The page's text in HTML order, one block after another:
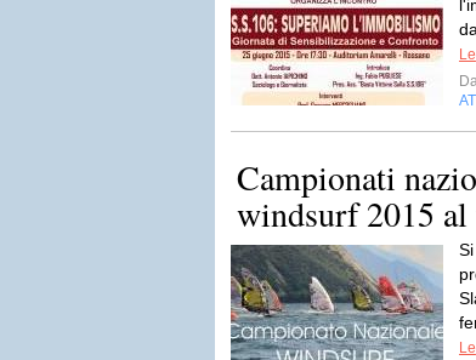
Campionati
windsurf 2015 al